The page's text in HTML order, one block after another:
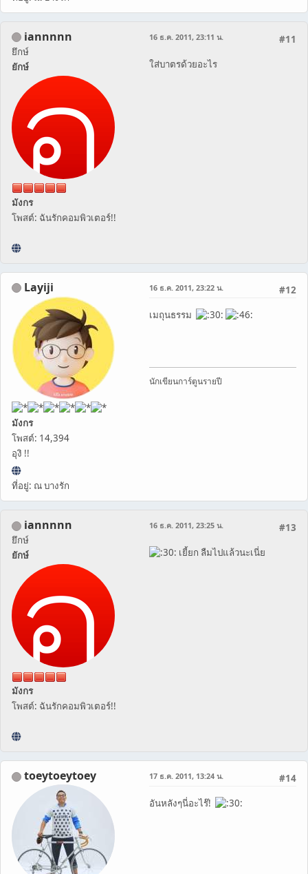
iannnnn
ยึกษ์
ยักษ์
มังกร
โพสต์: ฉันรักคอมพิวเตอร์!!
#11
16 ธ.ค. 2011, 23:11 น.
ใส่บาตรด้วยอะไร
Layiji
มังกร
โพสต์: 14,394
อุงิ !!
ที่อยู่: ณ บางรัก
#12
16 ธ.ค. 2011, 23:22 น.
เมถุนธรรม
นักเขียนการ์ตูนรายปี
iannnnn
ยึกษ์
ยักษ์
มังกร
โพสต์: ฉันรักคอมพิวเตอร์!!
#13
16 ธ.ค. 2011, 23:25 น.
เยี้ยก ลืมไปแล้วนะเนี่ย
toeytoeytoey #14
17 ธ.ค. 2011, 13:24 น.
อันหลังๆนี่อะไร๊!